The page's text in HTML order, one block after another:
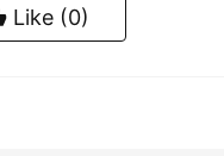
Like (0)